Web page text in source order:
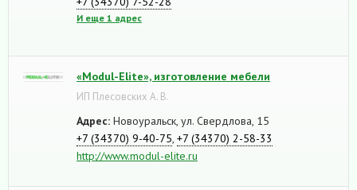
И еще 1 адрес
«Modul-Elite», изготовление мебели
ИП Плесовских А. В.
Адрес: Новоуральск, ул. Свердлова, 15
+7 (34370) 9-40-75 +7 (34370) 2-58-33
http://www.modul-elite.ru